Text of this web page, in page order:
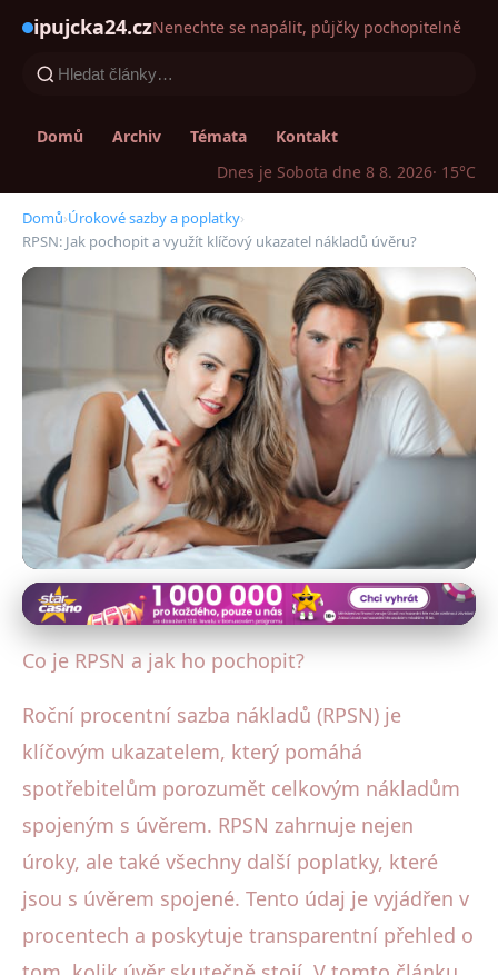
ipujcka24.czNenechte se napálit, půjčky pochopitelně
Domů Archiv Témata
Kontakt
Dnes je Sobota dne 8 8. 2026· 15°C
Domů›Úrokové sazby a poplatky›
RPSN: Jak pochopit a využít klíčový ukazatel nákladů úvěru?
Úrokové sazby a poplatky
RPSN: Jak pochopit a využít
24. 7. 2025 · 3 min čtení · Autor: Petra Váchová
Co je RPSN a jak ho pochopit?
Roční procentní sazba nákladů (RPSN) je
klíčovým ukazatelem, který pomáhá
spotřebitelům porozumět celkovým nákladům
spojeným s úvěrem. RPSN zahrnuje nejen
úroky, ale také všechny další poplatky, které
jsou s úvěrem spojené. Tento údaj je vyjádřen v
procentech a poskytuje transparentní přehled o